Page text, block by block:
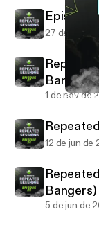
27 de ene
Bangers)
1 de nov de
12 de jun de
Bangers)
5 de jun de